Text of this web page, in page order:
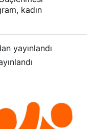
kadın
yayınlandı